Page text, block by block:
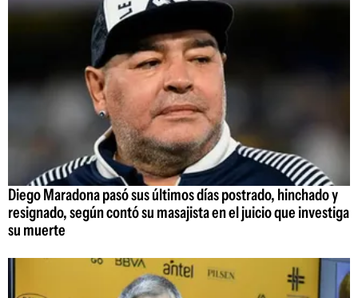
Diego Maradona pasó sus últimos días postrado, hinchado y
resignado, según contó su masajista en el juicio que investiga
su muerte